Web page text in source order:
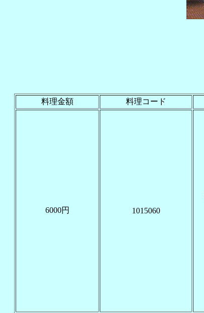
料理金額 料理コード
6000円 1015060